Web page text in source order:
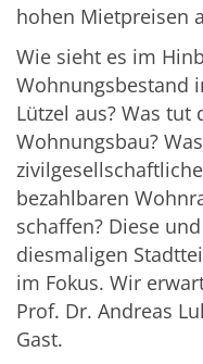
hohen Mietpreisen
Wie sieht es im
Wohnungsbestand
Lützel aus? Was
Wohnungsbau?
bezahlbaren
schaffen? Diese
diesmaligen
im Fokus. Wir
Prof. Dr. Andreas
Gast.